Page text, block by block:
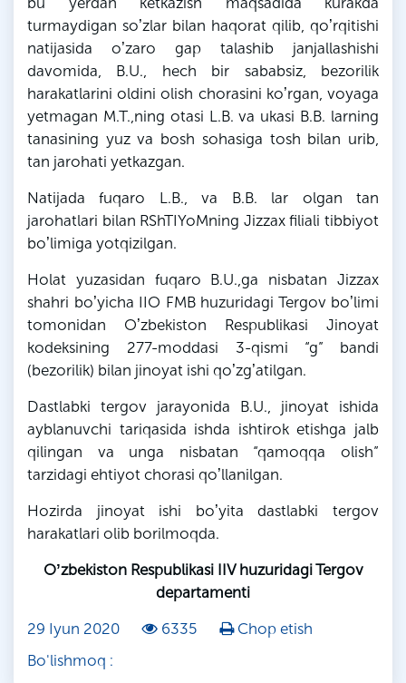
turmaydigan soʼzlar bilan haqorat qilib, qoʼrqitishi
natijasida oʼzaro gap talashib janjallashishi
davomida, B.U., hech bir sababsiz, bezorilik
harakatlarini oldini olish chorasini koʼrgan, voyaga
yetmagan M.T.,ning otasi L.B. va ukasi B.B. larning
tanasining yuz va bosh sohasiga tosh bilan urib,
tan jarohati yetkazgan.
Natijada fuqaro L.B., va B.B. lar olgan tan
jarohatlari bilan RShTIYoMning Jizzax filiali tibbiyot
boʼlimiga yotqizilgan.
Holat yuzasidan fuqaro B.U.,ga nisbatan Jizzax
shahri boʼyicha IIO FMB huzuridagi Tergov boʼlimi
tomonidan Oʼzbekiston Respublikasi Jinoyat
kodeksining 277-moddasi 3-qismi “g” bandi
(bezorilik) bilan jinoyat ishi qoʼzgʼatilgan.
Dastlabki tergov jarayonida B.U., jinoyat ishida
ayblanuvchi tariqasida ishda ishtirok etishga jalb
qilingan va unga nisbatan “qamoqqa olish”
tarzidagi ehtiyot chorasi qoʼllanilgan.
Hozirda jinoyat ishi boʼyita dastlabki tergov
harakatlari olib borilmoqda.
Oʼzbekiston Respublikasi IIV huzuridagi Tergov
departamenti
29 Iyun 2020
6335
Chop etish
Bo'lishmoq :